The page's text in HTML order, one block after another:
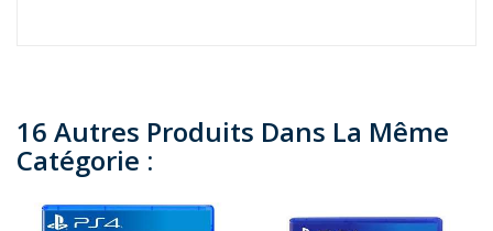
16 Autres Produits Dans La Même
Catégorie :